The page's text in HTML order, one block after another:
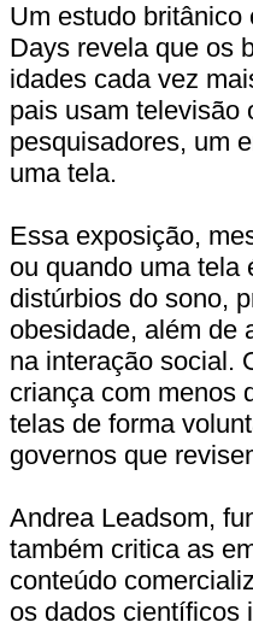
Um estudo
Days revela que os
idades cada vez
pais usam televisão
pesquisadores, um
uma tela.
Essa exposição,
ou quando uma tela
distúrbios do sono,
obesidade, além de
na interação social.
criança com menos
telas de forma
governos que
Andrea Leadsom,
também critica as
conteúdo
os dados científicos